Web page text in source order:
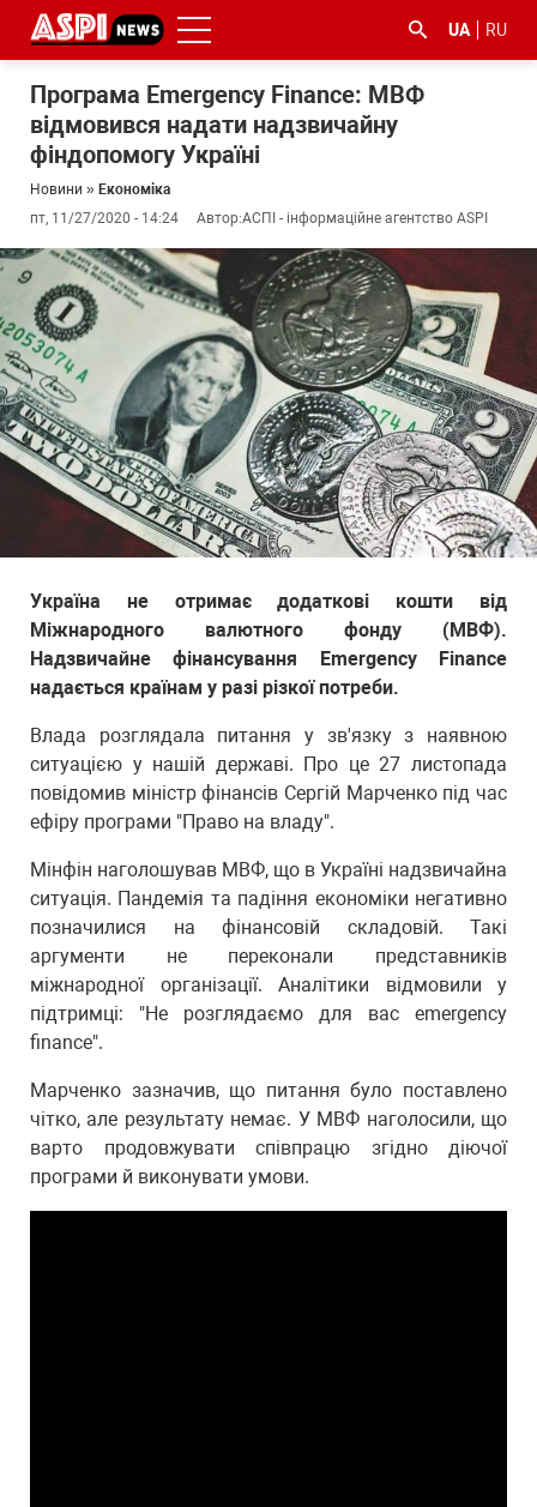
UA RU
Програма Emergency Finance: МВФ
відмовився надати надзвичайну
фіндопомогу Україні
Новини » Економіка
пт, 11/27/2020 - 14:24
Автор:АСПІ - інформаційне агентство ASPI
Україна не отримає додаткові кошти від
Міжнародного валютного фонду (МВФ).
Надзвичайне фінансування Emergency Finance
надається країнам у разі різкої потреби.
Влада розглядала питання у зв'язку з наявною
ситуацією у нашій державі. Про це 27 листопада
повідомив міністр фінансів Сергій Марченко під час
ефіру програми "Право на владу".
Мінфін наголошував МВФ, що в Україні надзвичайна
ситуація. Пандемія та падіння економіки негативно
позначилися на фінансовій складовій. Такі
аргументи не переконали представників
міжнародної організації. Аналітики відмовили у
підтримці: "Не розглядаємо для вас emergency
finance".
Марченко зазначив, що питання було поставлено
чітко, але результату немає. У МВФ наголосили, що
варто продовжувати співпрацю згідно діючої
програми й виконувати умови.
#ООС
#боротьба
з
корупцією
#ДФС #Київ #коронавірус